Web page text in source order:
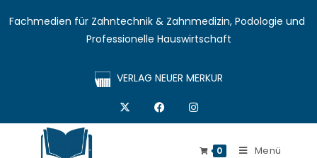
Fachmedien für Zahntechnik & Zahnmedizin, Podologie und
Professionelle Hauswirtschaft
VERLAG NEUER MERKUR
0 Menü